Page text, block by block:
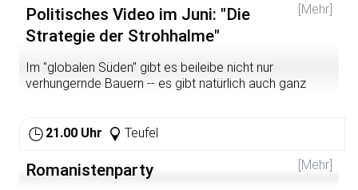
[Mehr]
Politisches Video im Juni: "Die
Strategie der Strohhalme"
Im "globalen Süden" gibt es beileibe nicht nur
verhungernde Bauern -- es gibt natürlich auch ganz
im Juni erzählt von solchen Kämpfen am Beispiel von
Wer sich einstimmen möchte, kann schon mal auf den
21.00 Uhr Teufel
[Mehr]
Romanistenparty